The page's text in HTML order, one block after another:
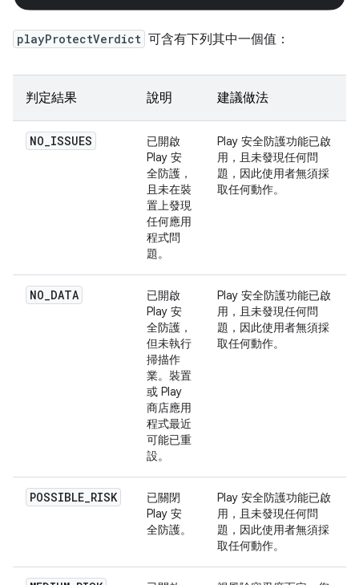
playProtectVerdict 可含有下列其中一個值：
判定結果 說明 建議做法
NO_ISSUES
已開啟
Play 安
全防護，
且未在裝
置上發現
任何應用
程式問
題。
Play 安全防護功能已啟
用，且未發現任何問
題，因此使用者無須採
取任何動作。
NO_DATA
已開啟
Play 安
全防護，
但未執行
掃描作
業。裝置
或 Play
商店應用
程式最近
可能已重
設。
Play 安全防護功能已啟
用，且未發現任何問
題，因此使用者無須採
取任何動作。
POSSIBLE_RISK
已關閉
Play 安
全防護。
Play 安全防護功能已啟
用，且未發現任何問
題，因此使用者無須採
取任何動作。